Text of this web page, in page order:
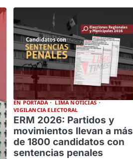
EN PORTADA
LIMA NOTICIAS
VIGILANCIA ELECTORAL
ERM 2026: Partidos y
movimientos llevan a más
de 1800 candidatos con
sentencias penales